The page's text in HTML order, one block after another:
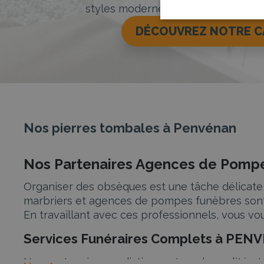
styles modernes, classiques ou
DÉCOUVREZ NOTRE
Nos pierres tombales à Penvénan
Nos Partenaires Agences de
Organiser des obsèques est une tâche
marbriers et agences de pompes funèbres
En travaillant avec ces professionnels, vous
Services Funéraires Complets à